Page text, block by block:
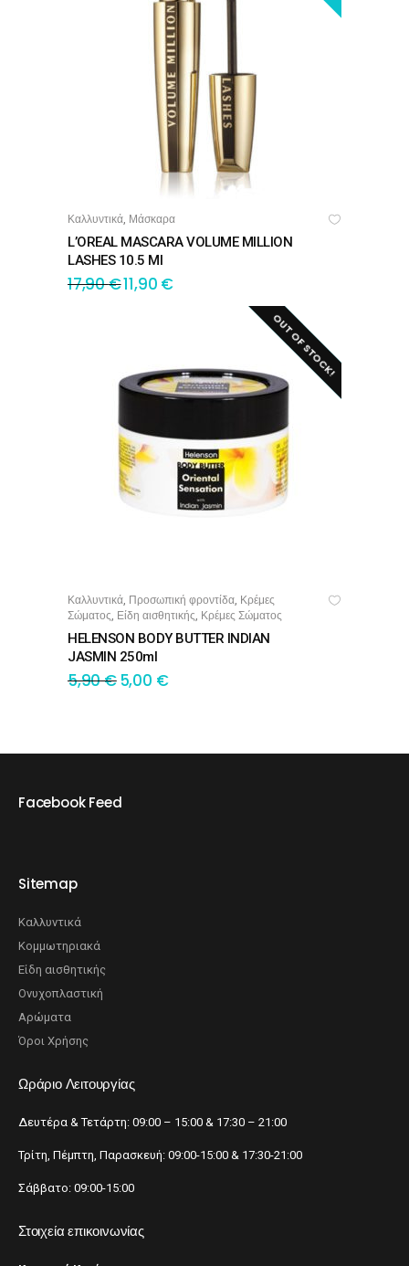
ΠΡΟΣΘΉΚΗ ΣΤΟ ΚΑΛΆΘΙ
Καλλυντικά, Μάσκαρα
L’OREAL MASCARA VOLUME MILLION
LASHES 10.5 Ml
17,90€11,90 €
SALE!
OUT OF STOCK!
ΔΙΑΒΆΣΤΕ ΠΕΡΙΣΣΌΤΕΡΑ
Καλλυντικά, Προσωπική φροντίδα, Κρέμες
Σώματος, Είδη αισθητικής, Κρέμες Σώματος
HELENSON BODY BUTTER INDIAN
JASMIN 250ml
5,90€5,00 €
Facebook Feed
Sitemap
Καλλυντικά
Κομμωτηριακά
Είδη αισθητικής
Ονυχοπλαστική
Αρώματα
Όροι Χρήσης
Ωράριο Λειτουργίας
Δευτέρα & Τετάρτη: 09:00 – 15:00 & 17:30 – 21:00
Τρίτη, Πέμπτη, Παρασκευή: 09:00-15:00 & 17:30-21:00
Σάββατο: 09:00-15:00
Στοιχεία επικοινωνίας